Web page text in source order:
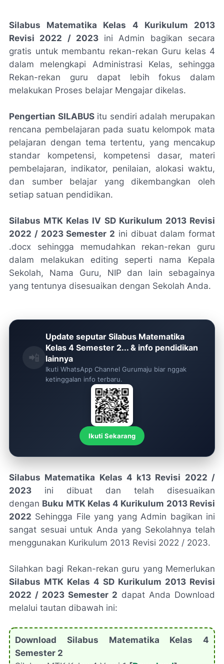
Silabus Matematika Kelas 4 Kurikulum 2013
Revisi 2022 / 2023ini Admin bagikan secara
gratis untuk membantu rekan-rekan Guru kelas 4
dalam melengkapi Administrasi Kelas, sehingga
Rekan-rekan guru dapat lebih fokus dalam
melakukan Proses belajar Mengajar dikelas.
Pengertian SILABUSitu sendiri adalah merupakan
rencana pembelajaran pada suatu kelompok mata
pelajaran dengan tema tertentu, yang mencakup
standar kompetensi, kompetensi dasar, materi
pembelajaran, indikator, penilaian, alokasi waktu,
dan sumber belajar yang dikembangkan oleh
setiap satuan pendidikan.
Silabus MTK Kelas IV SD Kurikulum 2013 Revisi
2022 / 2023 Semester 2 ini dibuat dalam format
.docx sehingga memudahkan rekan-rekan guru
dalam melakukan editing seperti nama Kepala
Sekolah, Nama Guru, NIP dan lain sebagainya
yang tentunya disesuaikan dengan Sekolah Anda.
📲
Update seputar Silabus Matematika
Kelas 4 Semester 2... & info pendidikan
lainnya
Ikuti WhatsApp Channel Gurumaju biar nggak
ketinggalan info terbaru.
Ikuti Sekarang
Silabus Matematika Kelas 4 k13 Revisi 2022 /
2023 ini dibuat dan telah disesuaikan
dengan Buku MTK Kelas 4 Kurikulum 2013 Revisi
2022 Sehingga File yang yang Admin bagikan ini
sangat sesuai untuk Anda yang Sekolahnya telah
menggunakan Kurikulum 2013 Revisi 2022 / 2023.
Silahkan bagi Rekan-rekan guru yang Memerlukan
Silabus MTK Kelas 4 SD Kurikulum 2013 Revisi
2022 / 2023 Semester 2 dapat Anda Download
melalui tautan dibawah ini:
Download Silabus Matematika Kelas 4
Semester 2